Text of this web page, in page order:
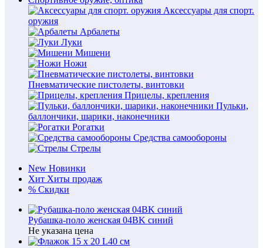
Аксессуары для спорт.
оружия
Арбалеты
Луки
Мишени
Ножи
Пневматические пистолеты, винтовки
Прицелы, крепления
Пульки,
баллончики, шарики, наконечники
Рогатки
Средства самообороны
Стрелы
New Новинки
Хит Хиты продаж
% Скидки
Рубашка-поло женская 04BK синий
Не указана цена